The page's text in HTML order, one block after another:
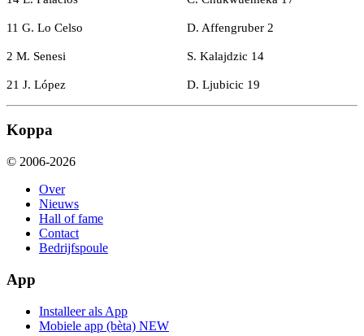
11 G. Lo Celso D. Affengruber 2
2 M. Senesi S. Kalajdzic 14
21 J. López D. Ljubicic 19
Koppa
© 2006-2026
Over
Nieuws
Hall of fame
Contact
Bedrijfspoule
App
Installeer als App
Mobiele app (bèta) NEW